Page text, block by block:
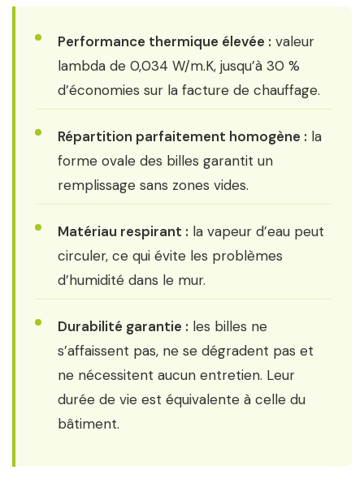
Performance thermique élevée : valeur
lambda de 0,034 W/m.K, jusqu’à 30 %
d’économies sur la facture de chauffage.
Répartition parfaitement homogène : la
forme ovale des billes garantit un
remplissage sans zones vides.
Matériau respirant : la vapeur d’eau peut
circuler, ce qui évite les problèmes
d’humidité dans le mur.
Durabilité garantie : les billes ne
s’affaissent pas, ne se dégradent pas et
ne nécessitent aucun entretien. Leur
durée de vie est équivalente à celle du
bâtiment.